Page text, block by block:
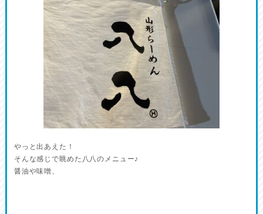
やっと出あえた！
そんな感じで眺めた八八のメニュー♪
醤油や味噌、